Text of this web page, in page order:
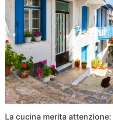
La cucina merita attenzione: